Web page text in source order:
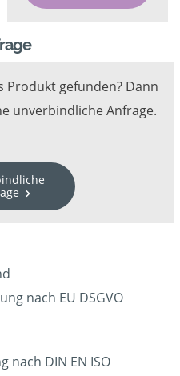
Produkt gefunden? Dann
unverbindliche Anfrage.
nach EU DSGVO
nach DIN EN ISO